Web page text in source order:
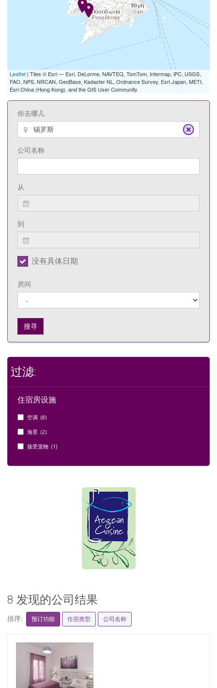
Leaflet | Tiles © Esri — Esri, DeLorme, NAVTEQ, TomTom, Intermap, iPC, USGS,
FAO, NPS, NRCAN, GeoBase, Kadaster NL, Ordnance Survey, Esri Japan, METI,
Esri China (Hong Kong), and the GIS User Community
你去哪儿
公司名称
从
到
没有具体日期
房间
搜寻
过滤:
住宿房设施
空调 (8)
海景 (2)
接受宠物 (1)
8 发现的公司结果
排序: 预订功能 住宿类型 公司名称